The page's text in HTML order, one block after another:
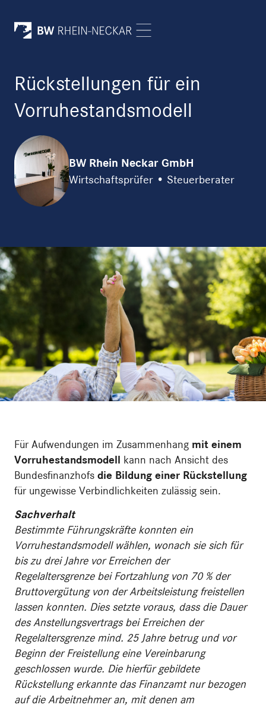
Rückstellungen für ein
Vorruhestandsmodell
BW Rhein Neckar GmbH
Wirtschaftsprüfer • Steuerberater
Für Aufwendungen im Zusammenhang mit einem
Vorruhestandsmodell kann nach Ansicht des
Bundesfinanzhofs die Bildung einer Rückstellung
für ungewisse Verbindlichkeiten zulässig sein.
Sachverhalt
Bestimmte Führungskräfte konnten ein
Vorruhestandsmodell wählen, wonach sie sich für
bis zu drei Jahre vor Erreichen der
Regelaltersgrenze bei Fortzahlung von 70 % der
Bruttovergütung von der Arbeitsleistung freistellen
lassen konnten. Dies setzte voraus, dass die Dauer
des Anstellungsvertrags bei Erreichen der
Regelaltersgrenze mind. 25 Jahre betrug und vor
Beginn der Freistellung eine Vereinbarung
geschlossen wurde. Die hierfür gebildete
Rückstellung erkannte das Finanzamt nur bezogen
auf die Arbeitnehmer an, mit denen am